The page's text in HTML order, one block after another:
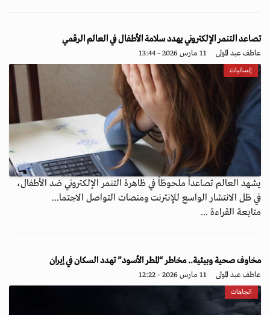
تصاعد التنمر الإلكتروني يهدد سلامة الأطفال في العالم الرقمي
عاطف عبد المولى 11 مارس 2026 - 13:44
إنسانيات
يشهد العالم تصاعداً ملحوظاً في ظاهرة التنمر الإلكتروني ضد الأطفال،
في ظل الانتشار الواسع للإنترنت ومنصات التواصل الاجتما...
متابعة القراءة ...
مخاوف صحية وبيئية.. مخاطر “المطر الأسود” تهدد السكان في إيران
عاطف عبد المولى 11 مارس 2026 - 12:22
اتجاهات